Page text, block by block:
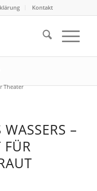
Kontakt
Theater
–
FÜR